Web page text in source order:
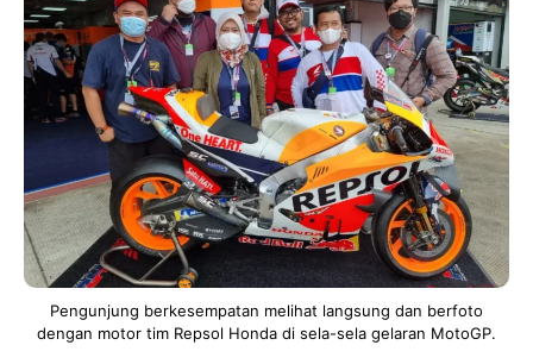
Pengunjung berkesempatan melihat langsung dan berfoto
dengan motor tim Repsol Honda di sela-sela gelaran MotoGP.